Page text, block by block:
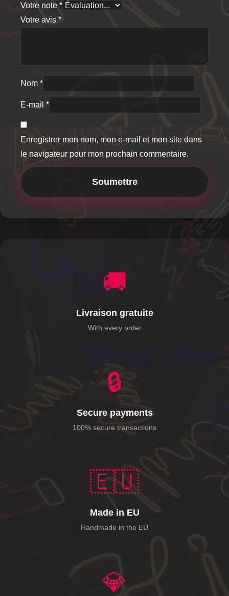
Votre note *
Votre avis *
Nom *
E-mail *
Enregistrer mon nom, mon e-mail et mon site dans
le navigateur pour mon prochain commentaire.
🚚
Livraison gratuite
With every order
🔒
Secure payments
100% secure transactions
🇪🇺
Made in EU
Handmade in the EU
💎